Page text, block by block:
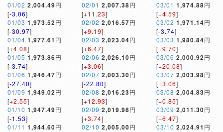
01/02 2,004.49円
[-3.06]
01/03 1,973.52円
[-30.97]
01/04 1,977.61 円
[+4.08]
01/05 1,973.86円
[-3.74]
01/06 1,946.47円
[-27.40]
01/09 1,949.02円
[+2.55]
01/10 1,947.49円
[-1.53]
01/11 1,944.60円
02/01 2,007.38円
[+11.23]
02/02 2,016.57円
[+9.19]
02/03 2,023.04円
[+6.47]
02/06 2,026.10円
[+3.06]
02/07 2,003.30円
[-22.80]
02/08 2,016.23円
[+12.93]
02/09 2,019.98円
[+3.74]
02/10 2,005.00円
03/01 1,974.88円
[+4.59]
03/02 1,971.14円
[-3.74]
03/03 1,980.84円
[+9.70]
03/06 2,000.92円
[+20.08]
03/07 2,003.98円
[+3.06]
03/08 2,004.83円
[+0.85]
03/09 2,011.30円
[+6.47]
03/10 2,024.91 円